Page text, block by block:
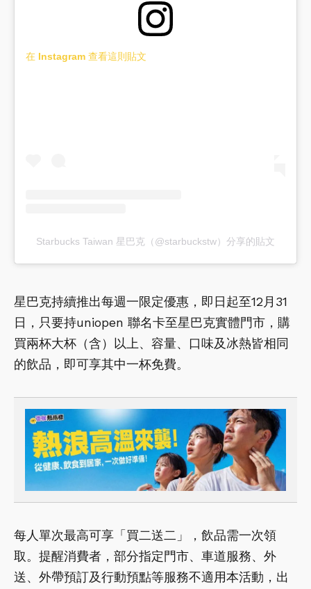
在 Instagram 查看這則貼文
Starbucks Taiwan 星巴克（@starbuckstw）分享的貼文
星巴克持續推出每週一限定優惠，即日起至12月31
日，只要持uniopen 聯名卡至星巴克實體門市，購
買兩杯大杯（含）以上、容量、口味及冰熱皆相同
的飲品，即可享其中一杯免費。
每人單次最高可享「買二送二」，飲品需一次領
取。提醒消費者，部分指定門市、車道服務、外
送、外帶預訂及行動預點等服務不適用本活動，出